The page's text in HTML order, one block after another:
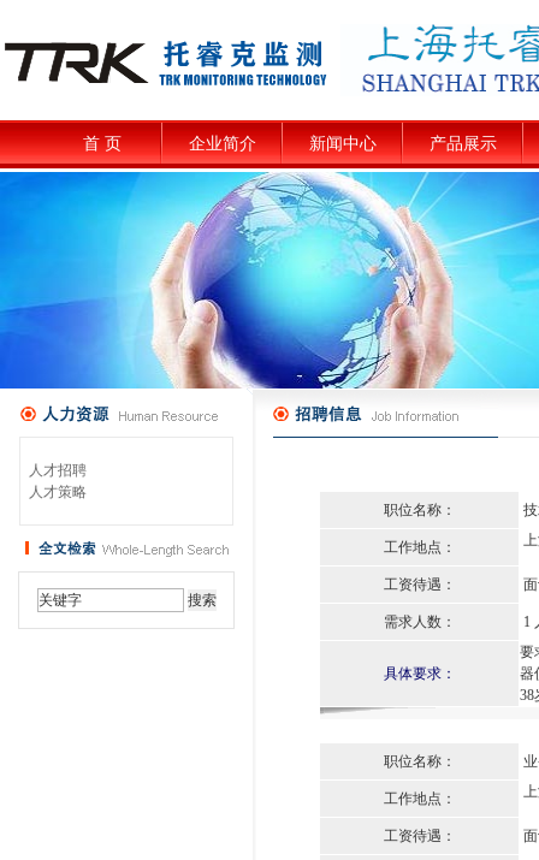
首 页 企业简介 新闻中心 产品展示
人才招聘
人才策略
职位名称：
工作地点：
工资待遇：
需求人数： 1
具体要求：
要
器
38
职位名称：
工作地点：
工资待遇：